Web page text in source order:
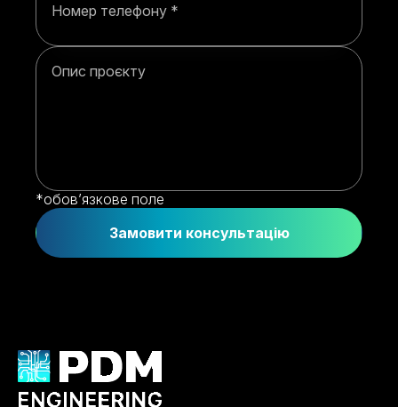
Номер телефону
Опис проєкту
*обов’язкове поле
Замовити консультацію